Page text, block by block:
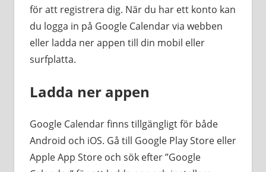
för att registrera dig. När du har ett konto kan
du logga in på Google Calendar via webben
eller ladda ner appen till din mobil eller
surfplatta.
Ladda ner appen
Google Calendar finns tillgängligt för både
Android och iOS. Gå till Google Play Store eller
Apple App Store och sök efter ”Google